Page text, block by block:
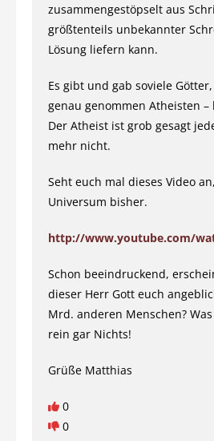
zusammengestöpselt aus
größtenteils unbekannter
Lösung liefern kann.
Es gibt und gab soviele
genau genommen Atheisten
Der Atheist ist grob gesagt
mehr nicht.
Seht euch mal dieses Video
Universum bisher.
http://www.youtube.com/
Schon beeindruckend,
dieser Herr Gott euch
Mrd. anderen Menschen?
rein gar Nichts!
Grüße Matthias
0
0